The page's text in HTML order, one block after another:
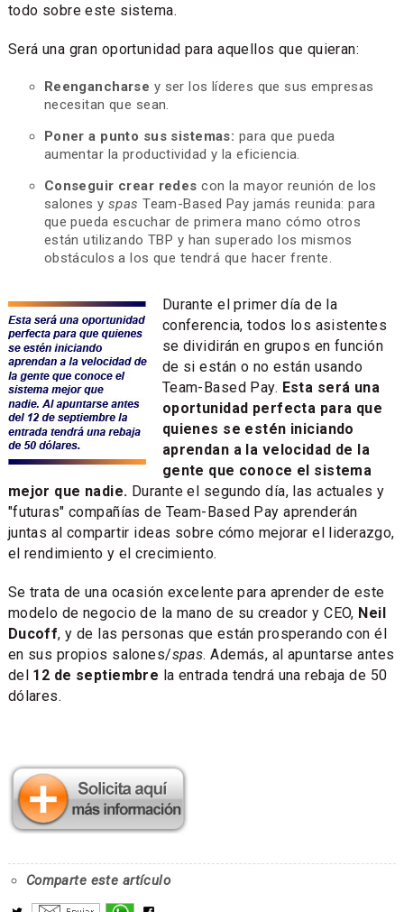
todo sobre este sistema.
Será una gran oportunidad para aquellos que quieran:
Reengancharse y ser los líderes que sus empresas
necesitan que sean.
Poner a punto sus sistemas: para que pueda
aumentar la productividad y la eficiencia.
Conseguir crear redes con la mayor reunión de los
salones y spas Team-Based Pay jamás reunida: para
que pueda escuchar de primera mano cómo otros
están utilizando TBP y han superado los mismos
obstáculos a los que tendrá que hacer frente.
Durante el primer día de la
conferencia, todos los asistentes
se dividirán en grupos en función
de si están o no están usando
Team-Based Pay. Esta será una
oportunidad perfecta para que
quienes se estén iniciando
aprendan a la velocidad de la
gente que conoce el sistema
mejor que nadie. Durante el segundo día, las actuales y
"futuras" compañías de Team-Based Pay aprenderán
juntas al compartir ideas sobre cómo mejorar el liderazgo,
el rendimiento y el crecimiento.
Se trata de una ocasión excelente para aprender de este
modelo de negocio de la mano de su creador y CEO, Neil
Ducoff, y de las personas que están prosperando con él
en sus propios salones/spas. Además, al apuntarse antes
del 12 de septiembre la entrada tendrá una rebaja de 50
dólares.
Comparte este artículo